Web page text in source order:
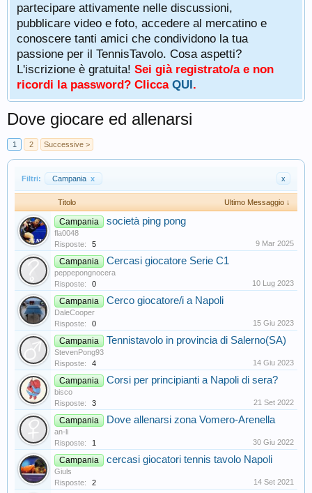
partecipare attivamente nelle discussioni,
pubblicare video e foto, accedere al mercatino e
conoscere tanti amici che condividono la tua
passione per il TennisTavolo. Cosa aspetti?
L'iscrizione è gratuita! Sei già registrato/a e non
ricordi la password? Clicca QUI.
Dove giocare ed allenarsi
1 2 Successive >
Filtri: Campania x x
Titolo Ultimo Messaggio ↓
Campania società ping pong
fla0048
Risposte:
5 9 Mar 2025
Campania Cercasi giocatore Serie C1
peppepongnocera
Risposte:
0 10 Lug 2023
Campania Cerco giocatore/i a Napoli
DaleCooper
Risposte:
0 15 Giu 2023
Campania Tennistavolo in provincia di Salerno(SA)
StevenPong93
Risposte:
4 14 Giu 2023
Campania Corsi per principianti a Napoli di sera?
bisco
Risposte:
3 21 Set 2022
Campania Dove allenarsi zona Vomero-Arenella
an-li
Risposte:
1 30 Giu 2022
Campania cercasi giocatori tennis tavolo Napoli
Giuls
Risposte:
2 14 Set 2021